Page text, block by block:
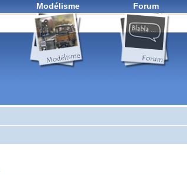
Modélisme Forum